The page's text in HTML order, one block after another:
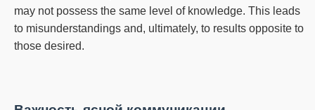
may not possess the same level of knowledge. This leads
to misunderstandings and, ultimately, to results opposite to
those desired.